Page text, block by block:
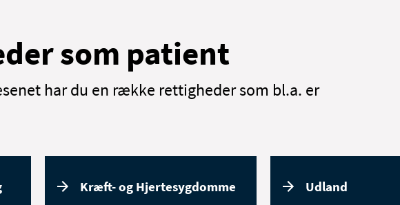
som patient
har du en række rettigheder som bl.a. er
Kræft- og Hjertesygdomme Udland